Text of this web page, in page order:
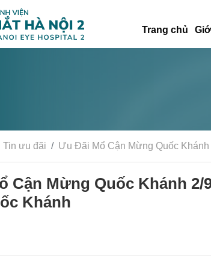
Trang chủ
Tin ưu đãi Ưu Đãi Mổ Cận Mừng Quốc
Cận Mừng Quốc Khánh
Khánh